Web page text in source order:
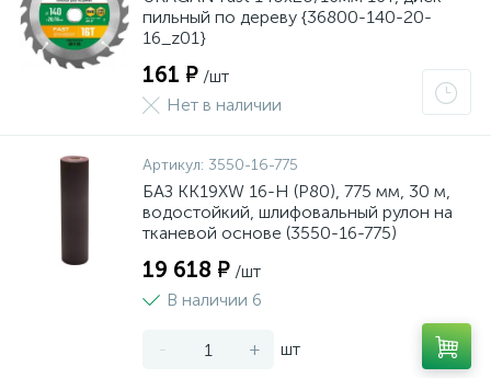
пильный по дереву {36800-140-20-
16_z01}
161 ₽ /шт
Нет в наличии
Артикул: 3550-16-775
БАЗ KK19XW 16-H (Р80), 775 мм, 30 м,
водостойкий, шлифовальный рулон на
тканевой основе (3550-16-775)
19 618 ₽ /шт
В наличии 6
- + шт